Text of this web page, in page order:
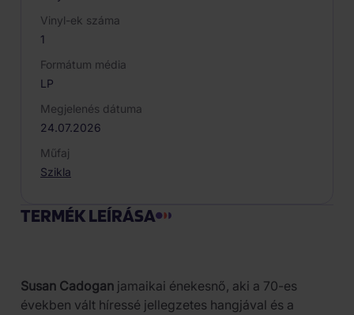
Vinyl-ek száma
1
Formátum média
LP
Megjelenés dátuma
24.07.2026
Műfaj
Szikla
TERMÉK LEÍRÁSA
Susan Cadogan jamaikai énekesnő, aki a 70-es
években vált híressé jellegzetes hangjával és a